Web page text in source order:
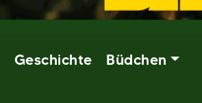
Geschichte Büdchen